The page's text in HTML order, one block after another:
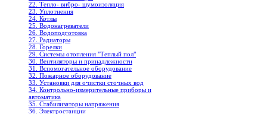
22. Тепло- вибро- шумоизоляция
23. Уплотнения
24. Котлы
25. Водонагреватели
26. Водоподготовка
27. Радиаторы
28. Горелки
29. Системы отопления "Теплый пол"
30. Вентиляторы и принадлежности
31. Вспомогательное оборудование
32. Пожарное оборудование
33. Установки для очистки сточных вод
34. Контрольно-измерительные приборы и
автоматика
35. Стабилизаторы напряжения
36. Электростанции